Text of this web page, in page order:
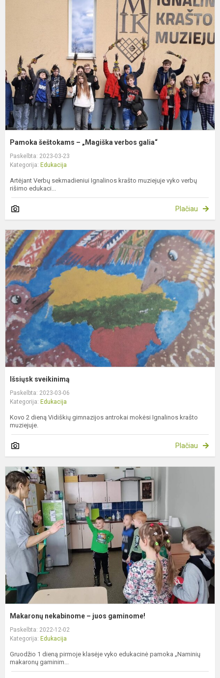
Pamoka šeštokams – „Magiška verbos galia“
Paskelbta: 2023-03-23
Kategorija: Edukacija
Artėjant Verbų sekmadieniui Ignalinos krašto muziejuje vyko verbų
rišimo edukaci...
Plačiau
Išsiųsk sveikinimą
Paskelbta: 2023-03-06
Kategorija: Edukacija
Kovo 2 dieną Vidiškių gimnazijos antrokai mokėsi Ignalinos krašto
muziejuje.
Plačiau
Makaronų nekabinome – juos gaminome!
Paskelbta: 2022-12-02
Kategorija: Edukacija
Gruodžio 1 dieną pirmoje klasėje vyko edukacinė pamoka „Naminių
makaronų gaminim...